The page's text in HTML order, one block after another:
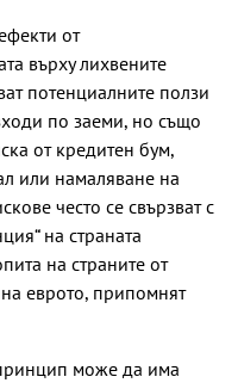
от
върху лихвените
потенциалните ползи
по заеми, но също
от кредитен бум,
или намаляване на
често се свързват с
на страната
на страните от
еврото, припомнят
може да има